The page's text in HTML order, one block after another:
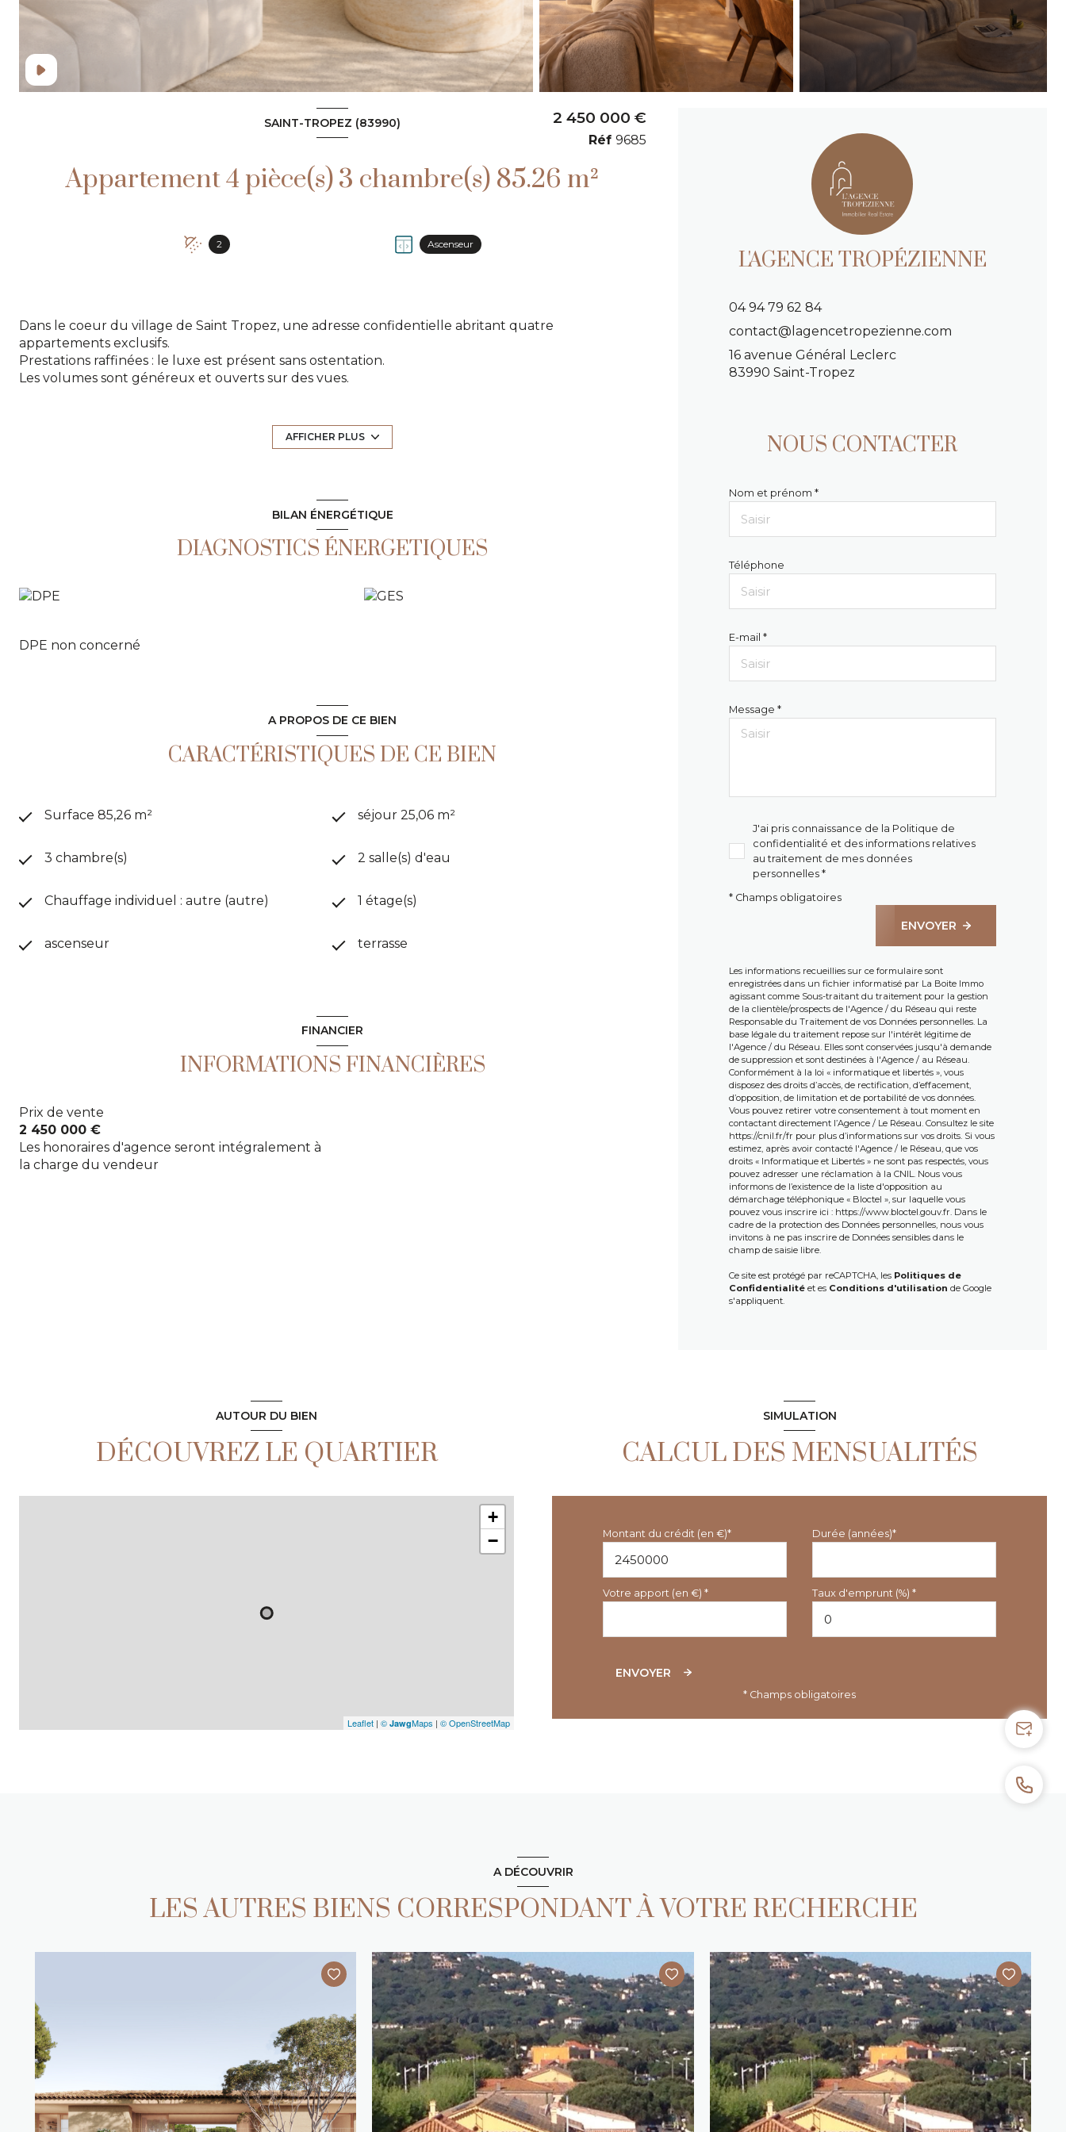
SAINT-TROPEZ (83990)
Appartement 4 pièce(s) 3 chambre(s) 85.26 m²
2 Ascenseur
2 450 000 €
Réf 9685
Dans le coeur du village de Saint Tropez, une adresse confidentielle abritant quatre
appartements exclusifs.
Prestations raffinées : le luxe est présent sans ostentation.
Les volumes sont généreux et ouverts sur des vues.
Vous profiterez d’une piscine commune habillée de ton pierre, équipée de bains de soleil.
AFFICHER PLUS
BILAN ÉNERGÉTIQUE
DIAGNOSTICS ÉNERGETIQUES
DPE non concerné
A PROPOS DE CE BIEN
CARACTÉRISTIQUES DE CE BIEN
Surface 85,26 m² séjour 25,06 m²
3 chambre(s) 2 salle(s) d'eau
Chauffage individuel : autre (autre) 1 étage(s)
ascenseur terrasse
FINANCIER
INFORMATIONS FINANCIÈRES
Prix de vente
2 450 000 €
Les honoraires d'agence seront intégralement à
la charge du vendeur
L'AGENCE TROPÉZIENNE
04 94 79 62 84
contact@lagencetropezienne.com
16 avenue Général Leclerc
83990 Saint-Tropez
NOUS CONTACTER
Nom et prénom *
Téléphone
E-mail *
Message *
J'ai pris connaissance de la Politique de
confidentialité et des informations relatives
au traitement de mes données
personnelles *
* Champs obligatoires
ENVOYER
Les informations recueillies sur ce formulaire sont
enregistrées dans un fichier informatisé par La Boite Immo
agissant comme Sous-traitant du traitement pour la gestion
de la clientèle/prospects de l'Agence / du Réseau qui reste
Responsable du Traitement de vos Données personnelles. La
base légale du traitement repose sur l'intérêt légitime de
l'Agence / du Réseau. Elles sont conservées jusqu'à demande
de suppression et sont destinées à l'Agence / au Réseau.
Conformément à la loi « informatique et libertés », vous
disposez des droits d’accès, de rectification, d’effacement,
d’opposition, de limitation et de portabilité de vos données.
Vous pouvez retirer votre consentement à tout moment en
contactant directement l’Agence / Le Réseau. Consultez le site
https://cnil.fr/fr pour plus d’informations sur vos droits. Si vous
estimez, après avoir contacté l'Agence / le Réseau, que vos
droits « Informatique et Libertés » ne sont pas respectés, vous
pouvez adresser une réclamation à la CNIL. Nous vous
informons de l’existence de la liste d'opposition au
démarchage téléphonique « Bloctel », sur laquelle vous
pouvez vous inscrire ici : https://www.bloctel.gouv.fr . Dans le
cadre de la protection des Données personnelles, nous vous
invitons à ne pas inscrire de Données sensibles dans le
champ de saisie libre.
Ce site est protégé par reCAPTCHA, les Politiques de
Confidentialitéet es Conditions d'utilisation de Google
s'appliquent.
AUTOUR DU BIEN
DÉCOUVREZ LE QUARTIER
+
−
Leaflet | © JawgMaps | © OpenStreetMap
SIMULATION
CALCUL DES MENSUALITÉS
Montant du crédit (en €)* Durée (années)*
Votre apport (en €) * Taux d'emprunt (%) *
ENVOYER
* Champs obligatoires
A DÉCOUVRIR
LES AUTRES BIENS CORRESPONDANT À VOTRE RECHERCHE